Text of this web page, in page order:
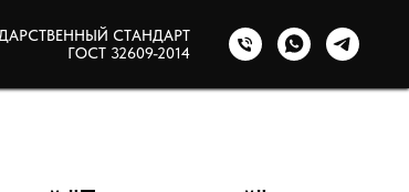
СТАНДАРТ
ГОСТ 32609-2014